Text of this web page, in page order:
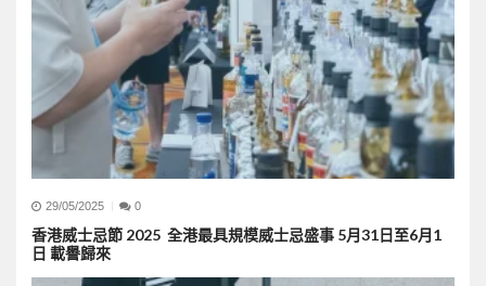
29/05/2025 0
香港威士忌節 2025 全港最具規模威士忌盛事 5月31日至6月1
日 載譽歸來